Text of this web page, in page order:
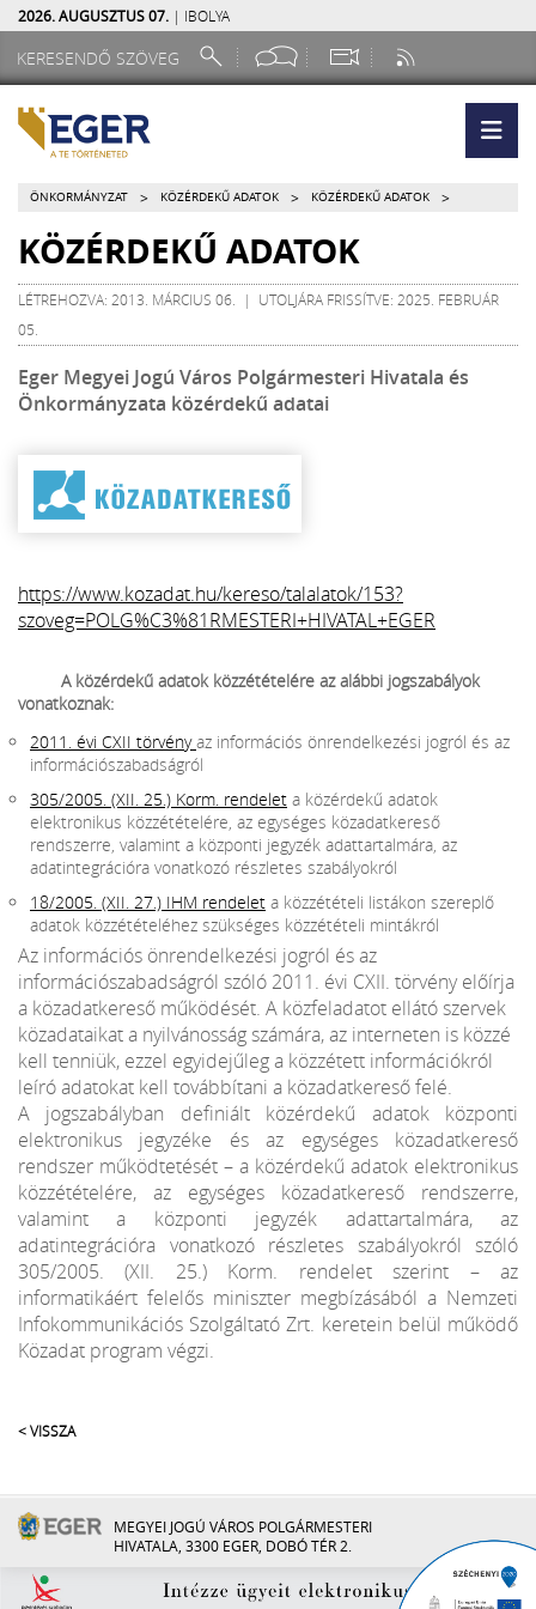
2026. AUGUSZTUS 07. | IBOLYA
ÖNKORMÁNYZAT > KÖZÉRDEKŰ ADATOK > KÖZÉRDEKŰ ADATOK >
KÖZÉRDEKŰ ADATOK
LÉTREHOZVA: 2013. MÁRCIUS 06. | UTOLJÁRA FRISSÍTVE: 2025. FEBRUÁR
05.
Eger Megyei Jogú Város Polgármesteri Hivatala és
Önkormányzata közérdekű adatai
https://www.kozadat.hu/kereso/talalatok/153?
szoveg=POLG%C3%81RMESTERI+HIVATAL+EGER
A közérdekű adatok közzétételére az alábbi jogszabályok
vonatkoznak:
2011. évi CXII törvényaz információs önrendelkezési jogról és az
információszabadságról
305/2005. (XII. 25.) Korm. rendelet a közérdekű adatok
elektronikus közzétételére, az egységes közadatkereső
rendszerre, valamint a központi jegyzék adattartalmára, az
adatintegrációra vonatkozó részletes szabályokról
18/2005. (XII. 27.) IHM rendelet a közzétételi listákon szereplő
adatok közzétételéhez szükséges közzétételi mintákról
Az információs önrendelkezési jogról és az
információszabadságról szóló 2011. évi CXII. törvény előírja
a közadatkereső működését. A közfeladatot ellátó szervek
közadataikat a nyilvánosság számára, az interneten is közzé
kell tenniük, ezzel egyidejűleg a közzétett információkról
leíró adatokat kell továbbítani a közadatkereső felé.
A jogszabályban definiált közérdekű adatok központi
elektronikus jegyzéke és az egységes közadatkereső
rendszer működtetését – a közérdekű adatok elektronikus
közzétételére, az egységes közadatkereső rendszerre,
valamint a központi jegyzék adattartalmára, az
adatintegrációra vonatkozó részletes szabályokról szóló
305/2005. (XII. 25.) Korm. rendelet szerint – az
informatikáért felelős miniszter megbízásából a Nemzeti
Infokommunikációs Szolgáltató Zrt. keretein belül működő
Közadat program végzi.
< VISSZA
MEGYEI JOGÚ VÁROS POLGÁRMESTERI
HIVATALA, 3300 EGER, DOBÓ TÉR 2.